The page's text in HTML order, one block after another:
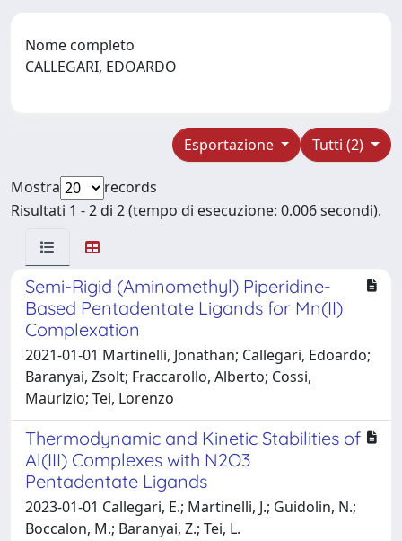
Nome completo
CALLEGARI, EDOARDO
Tutti (2)
Esportazione
Mostra
records
Risultati 1 - 2 di 2 (tempo di esecuzione: 0.006 secondi).
Semi-Rigid (Aminomethyl) Piperidine-
Based Pentadentate Ligands for Mn(II)
Complexation
2021-01-01 Martinelli, Jonathan; Callegari, Edoardo;
Baranyai, Zsolt; Fraccarollo, Alberto; Cossi,
Maurizio; Tei, Lorenzo
Thermodynamic and Kinetic Stabilities of
Al(III) Complexes with N2O3
Pentadentate Ligands
2023-01-01 Callegari, E.; Martinelli, J.; Guidolin, N.;
Boccalon, M.; Baranyai, Z.; Tei, L.